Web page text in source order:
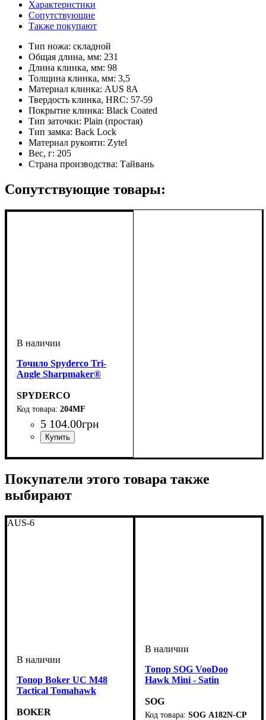
Характеристики
Сопутствующие
Также покупают
Тип ножа: складной
Общая длина, мм: 231
Длина клинка, мм: 98
Толщина клинка, мм: 3,5
Материал клинка: AUS 8A
Твердость клинка, HRC: 57-59
Покрытие клинка: Black Coated
Тип заточки: Plain (простая)
Тип замка: Back Lock
Материал рукояти: Zytel
Вес, г: 205
Страна производства: Тайвань
Сопутствующие товары:
Точило Spyderco Tri-
Angle Sharpmaker®
SPYDERCO
204MF
5 104.00грн
Покупатели этого товара также
выбирают
AUS-6
Топор Boker UC M48
Tactical Tomahawk
BOKER
Топор SOG VooDoo
Hawk Mini - Satin
SOG
SOG А182N-СP